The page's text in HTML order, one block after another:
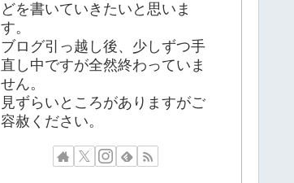
どを書いていきたいと思いま
す。
ブログ引っ越し後、少しずつ手
直し中ですが全然終わっていま
せん。
見ずらいところがありますがご
容赦ください。